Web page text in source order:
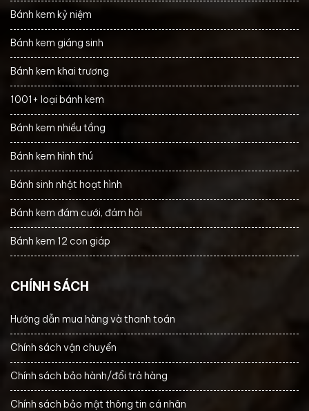
Bánh kem kỷ niệm
Bánh kem giáng sinh
Bánh kem khai trương
1001+ loại bánh kem
Bánh kem nhiều tầng
Bánh kem hình thú
Bánh sinh nhật hoạt hình
Bánh kem đám cưới, đám hỏi
Bánh kem 12 con giáp
CHÍNH SÁCH
Hướng dẫn mua hàng và thanh toán
Chính sách vận chuyển
Chính sách bảo hành/đổi trả hàng
Chính sách bảo mật thông tin cá nhân